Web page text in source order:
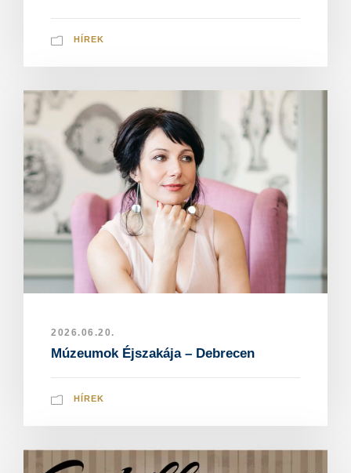
HÍREK
2026.06.20.
Múzeumok Éjszakája – Debrecen
HÍREK